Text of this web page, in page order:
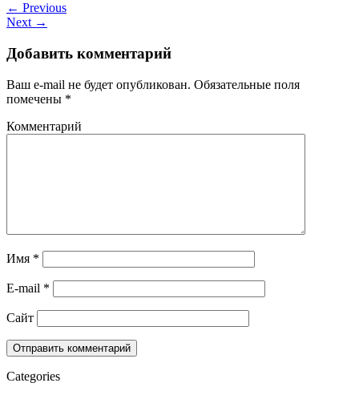
← Previous
Next →
Добавить комментарий
Ваш e-mail не будет опубликован. Обязательные поля
помечены *
Комментарий
Имя *
E-mail *
Сайт
Categories